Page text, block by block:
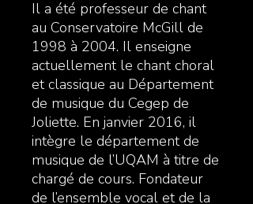
Il a été professeur de chant
au Conservatoire McGill de
1998 à 2004. Il enseigne
actuellement le chant choral
et classique au Département
de musique du Cegep de
Joliette. En janvier 2016, il
intègre le département de
musique de l’UQAM à titre de
chargé de cours. Fondateur
de l’ensemble vocal et de la